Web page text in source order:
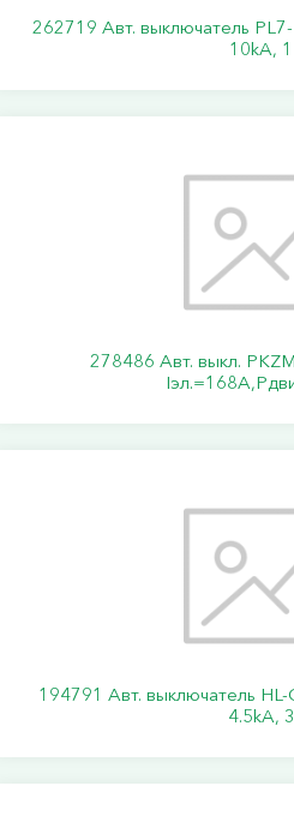
262719 Авт. выключатель
10kA,
278486 Авт. выкл.
194791 Авт. выключатель
4.5kA,